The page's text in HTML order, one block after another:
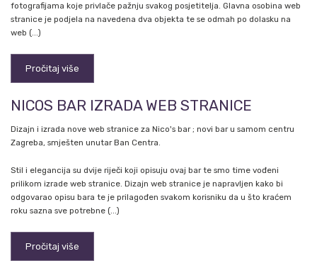
fotografijama koje privlače pažnju svakog posjetitelja. Glavna osobina web
stranice je podjela na navedena dva objekta te se odmah po dolasku na
web (...)
Pročitaj više
NICOS BAR IZRADA WEB STRANICE
Dizajn i izrada nove web stranice za Nico's bar ; novi bar u samom centru
Zagreba, smješten unutar Ban Centra.
Stil i elegancija su dvije riječi koji opisuju ovaj bar te smo time vođeni
prilikom izrade web stranice. Dizajn web stranice je napravljen kako bi
odgovarao opisu bara te je prilagođen svakom korisniku da u što kraćem
roku sazna sve potrebne (...)
Pročitaj više